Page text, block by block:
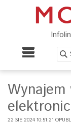
Wynajem
22 SIE 2024 10:51:21